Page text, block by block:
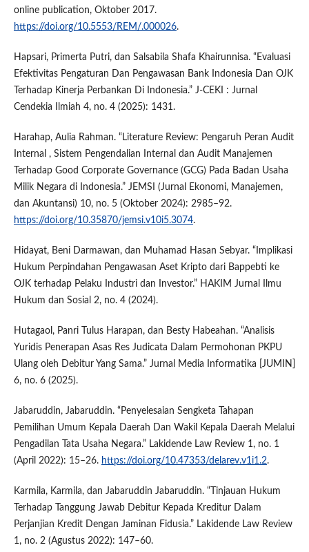
online publication, Oktober 2017.
https://doi.org/10.5553/REM/.000026.
Hapsari, Primerta Putri, dan Salsabila Shafa Khairunnisa. “Evaluasi
Efektivitas Pengaturan Dan Pengawasan Bank Indonesia Dan OJK
Terhadap Kinerja Perbankan Di Indonesia.” J-CEKI : Jurnal
Cendekia Ilmiah 4, no. 4 (2025): 1431.
Harahap, Aulia Rahman. “Literature Review: Pengaruh Peran Audit
Internal , Sistem Pengendalian Internal dan Audit Manajemen
Terhadap Good Corporate Governance (GCG) Pada Badan Usaha
Milik Negara di Indonesia.” JEMSI (Jurnal Ekonomi, Manajemen,
dan Akuntansi) 10, no. 5 (Oktober 2024): 2985–92.
https://doi.org/10.35870/jemsi.v10i5.3074.
Hidayat, Beni Darmawan, dan Muhamad Hasan Sebyar. “Implikasi
Hukum Perpindahan Pengawasan Aset Kripto dari Bappebti ke
OJK terhadap Pelaku Industri dan Investor.” HAKIM Jurnal Ilmu
Hukum dan Sosial 2, no. 4 (2024).
Hutagaol, Panri Tulus Harapan, dan Besty Habeahan. “Analisis
Yuridis Penerapan Asas Res Judicata Dalam Permohonan PKPU
Ulang oleh Debitur Yang Sama.” Jurnal Media Informatika [JUMIN]
6, no. 6 (2025).
Jabaruddin, Jabaruddin. “Penyelesaian Sengketa Tahapan
Pemilihan Umum Kepala Daerah Dan Wakil Kepala Daerah Melalui
Pengadilan Tata Usaha Negara.” Lakidende Law Review 1, no. 1
(April 2022): 15–26. https://doi.org/10.47353/delarev.v1i1.2.
Karmila, Karmila, dan Jabaruddin Jabaruddin. “Tinjauan Hukum
Terhadap Tanggung Jawab Debitur Kepada Kreditur Dalam
Perjanjian Kredit Dengan Jaminan Fidusia.” Lakidende Law Review
1, no. 2 (Agustus 2022): 147–60.